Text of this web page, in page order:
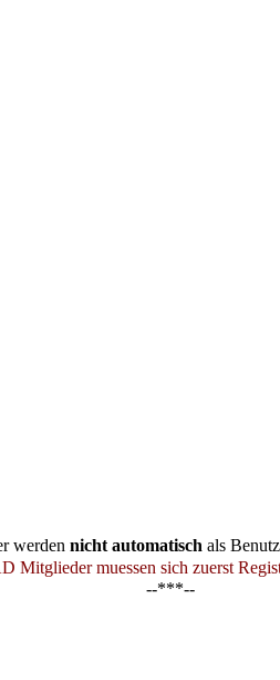
werden nicht automatisch als
Mitglieder muessen sich zuerst
--***--